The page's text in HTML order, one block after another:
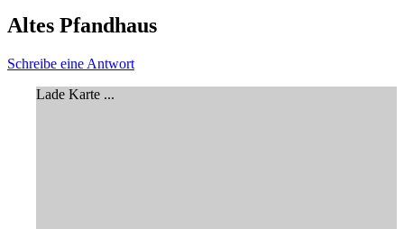
Altes Pfandhaus
Schreibe eine Antwort
Lade Karte ...